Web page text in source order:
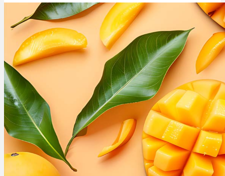
Zen TV
Erfahrungen
Login
Menü Menü